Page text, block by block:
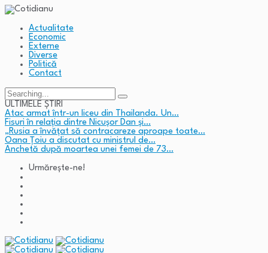
Actualitate
Economic
Externe
Diverse
Politică
Contact
Search
for:
ULTIMELE ȘTIRI
Atac armat într-un liceu din Thailanda. Un…
Fisuri în relația dintre Nicușor Dan și…
„Rusia a învățat să contracareze aproape toate…
Oana Țoiu a discutat cu ministrul de…
Anchetă după moartea unei femei de 73…
Urmărește-ne!